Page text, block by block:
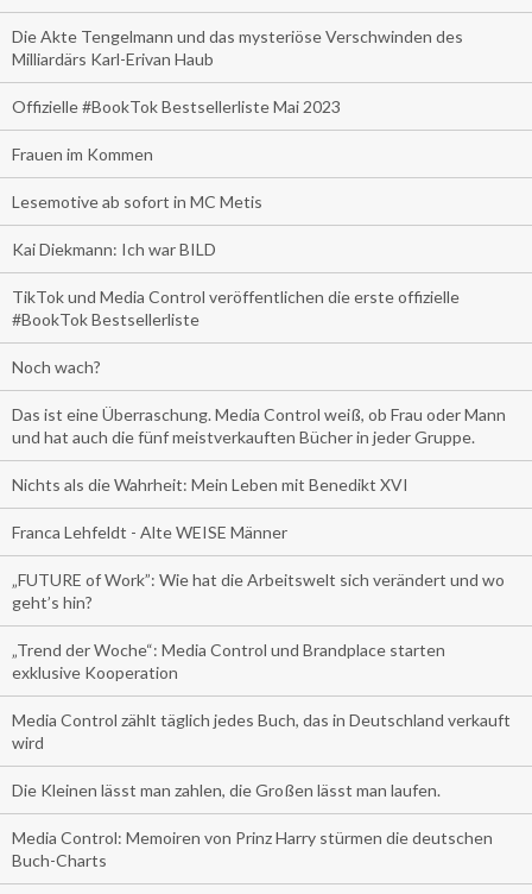
Die Akte Tengelmann und das mysteriöse Verschwinden des
Milliardärs Karl-Erivan Haub
Offizielle #BookTok Bestsellerliste Mai 2023
Frauen im Kommen
Lesemotive ab sofort in MC Metis
Kai Diekmann: Ich war BILD
TikTok und Media Control veröffentlichen die erste offizielle
#BookTok Bestsellerliste
Noch wach?
Das ist eine Überraschung. Media Control weiß, ob Frau oder Mann
und hat auch die fünf meistverkauften Bücher in jeder Gruppe.
Nichts als die Wahrheit: Mein Leben mit Benedikt XVI
Franca Lehfeldt - Alte WEISE Männer
„FUTURE of Work”: Wie hat die Arbeitswelt sich verändert und wo
geht’s hin?
„Trend der Woche“: Media Control und Brandplace starten
exklusive Kooperation
Media Control zählt täglich jedes Buch, das in Deutschland verkauft
wird
Die Kleinen lässt man zahlen, die Großen lässt man laufen.
Media Control: Memoiren von Prinz Harry stürmen die deutschen
Buch-Charts